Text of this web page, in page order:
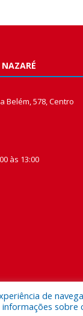
NAZARÉ
Belém, 578, Centro
às 13:00
de
sobre